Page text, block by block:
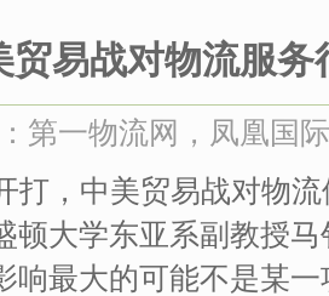
贸易战对物流服
第一物流网，凤凰国
打，中美贸易战对物
顿大学东亚系副教授
响最大的可能不是某